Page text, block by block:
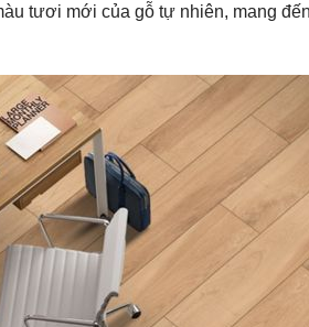
tươi mới của gỗ tự nhiên, mang